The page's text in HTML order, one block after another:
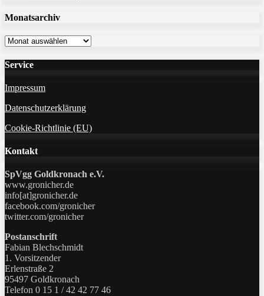
Monatsarchiv
Monatsarchiv
Service
Impressum
Datenschutzerklärung
Cookie-Richtlinie (EU)
Kontakt
SpVgg Goldkronach e.V.
www.gronicher.de
info[at]gronicher.de
facebook.com/gronicher
twitter.com/gronicher
Postanschrift
Fabian Blechschmidt
1. Vorsitzender
Erlenstraße 2
95497 Goldkronach
Telefon 0 15 1 / 42 42 77 46